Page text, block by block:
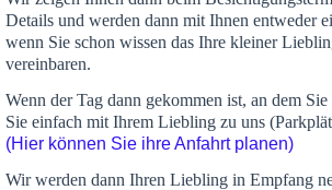
Details und werden dann mit Ihnen entweder
wenn Sie schon wissen das Ihre kleiner
vereinbaren.
Wenn der Tag dann gekommen ist, an dem
Sie einfach mit Ihrem Liebling zu uns
(Hier können Sie ihre Anfahrt planen)
Wir werden dann Ihren Liebling in Empfang